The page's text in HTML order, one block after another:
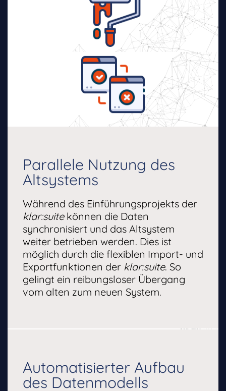
Parallele Nutzung des
Altsystems
Während des Einführungsprojekts der
klar:suitekönnen die Daten
synchronisiert und das Altsystem
weiter betrieben werden. Dies ist
möglich durch die flexiblen Import- und
Exportfunktionen der klar:suite. So
gelingt ein reibungsloser Übergang
vom alten zum neuen System.
Automatisierter Aufbau
des Datenmodells